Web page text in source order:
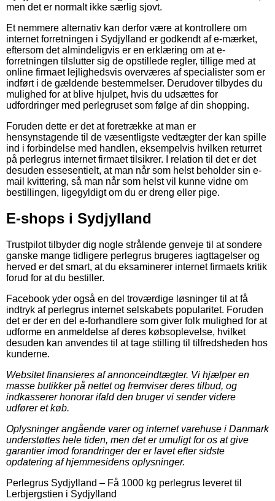
men det er normalt ikke særlig sjovt.
Et nemmere alternativ kan derfor være at kontrollere om
internet forretningen i Sydjylland er godkendt af e-mærket,
eftersom det almindeligvis er en erklæring om at e-
forretningen tilslutter sig de opstillede regler, tillige med at
online firmaet lejlighedsvis overværes af specialister som er
indført i de gældende bestemmelser. Derudover tilbydes du
mulighed for at blive hjulpet, hvis du udsættes for
udfordringer med perlegruset som følge af din shopping.
Foruden dette er det at foretrække at man er
hensynstagende til de væsentligste vedtægter der kan spille
ind i forbindelse med handlen, eksempelvis hvilken returret
på perlegrus internet firmaet tilsikrer. I relation til det er det
desuden essesentielt, at man når som helst beholder sin e-
mail kvittering, så man når som helst vil kunne vidne om
bestillingen, ligegyldigt om du er dreng eller pige.
E-shops i Sydjylland
Trustpilot tilbyder dig nogle strålende genveje til at sondere
ganske mange tidligere perlegrus brugeres iagttagelser og
herved er det smart, at du eksaminerer internet firmaets kritik
forud for at du bestiller.
Facebook yder også en del troværdige løsninger til at få
indtryk af perlegrus internet selskabets popularitet. Foruden
det er der en del e-forhandlere som giver folk mulighed for at
udforme en anmeldelse af deres købsoplevelse, hvilket
desuden kan anvendes til at tage stilling til tilfredsheden hos
kunderne.
Websitet finansieres af annonceindtægter. Vi hjælper en
masse butikker på nettet og fremviser deres tilbud, og
indkasserer honorar ifald den bruger vi sender videre
udfører et køb.
Oplysninger angående varer og internet varehuse i Danmark
understøttes hele tiden, men det er umuligt for os at give
garantier imod forandringer der er lavet efter sidste
opdatering af hjemmesidens oplysninger.
Perlegrus Sydjylland – Få 1000 kg perlegrus leveret til
Lerbjergstien i Sydjylland